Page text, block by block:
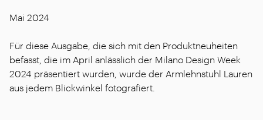
Mai 2024
Für diese Ausgabe, die sich mit den Produktneuheiten
befasst, die im April anlässlich der Milano Design Week
2024 präsentiert wurden, wurde der Armlehnstuhl Lauren
aus jedem Blickwinkel fotografiert.